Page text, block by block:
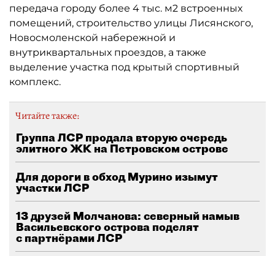
передача городу более 4 тыс. м2 встроенных
помещений, строительство улицы Лисянского,
Новосмоленской набережной и
внутриквартальных проездов, а также
выделение участка под крытый спортивный
комплекс.
Читайте также:
Группа ЛСР продала вторую очередь
элитного ЖК на Петровском острове
Для дороги в обход Мурино изымут
участки ЛСР
13 друзей Молчанова: северный намыв
Васильевского острова поделят
с партнёрами ЛСР